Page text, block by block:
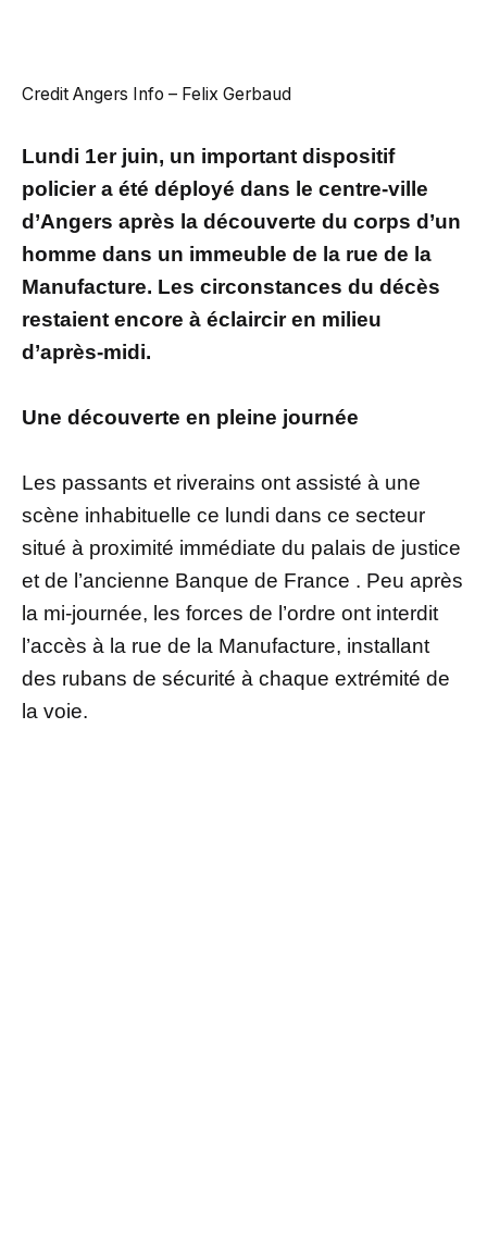
Credit Angers Info – Felix Gerbaud
Lundi 1er juin, un important dispositif
policier a été déployé dans le centre-ville
d’Angers après la découverte du corps d’un
homme dans un immeuble de la rue de la
Manufacture. Les circonstances du décès
restaient encore à éclaircir en milieu
d’après-midi.
Une découverte en pleine journée
Les passants et riverains ont assisté à une
scène inhabituelle ce lundi dans ce secteur
situé à proximité immédiate du palais de justice
et de l’ancienne Banque de France . Peu après
la mi-journée, les forces de l’ordre ont interdit
l’accès à la rue de la Manufacture, installant
des rubans de sécurité à chaque extrémité de
la voie.